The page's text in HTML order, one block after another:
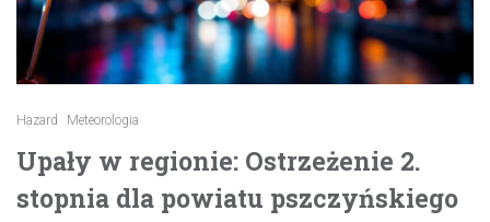
Hazard Meteorologia
Upały w regionie: Ostrzeżenie 2.
stopnia dla powiatu pszczyńskiego